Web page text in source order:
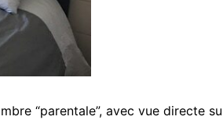
“parentale”, avec vue